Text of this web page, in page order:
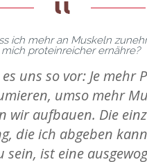
ich mehr an Muskeln
proteinreicher ernähre?
uns so vor: Je mehr
umso mehr
wir aufbauen. Die
die ich abgeben
sein, ist eine